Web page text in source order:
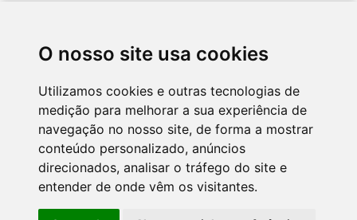
O nosso site usa cookies
Utilizamos cookies e outras tecnologias de
medição para melhorar a sua experiência de
navegação no nosso site, de forma a mostrar
conteúdo personalizado, anúncios
direcionados, analisar o tráfego do site e
entender de onde vêm os visitantes.